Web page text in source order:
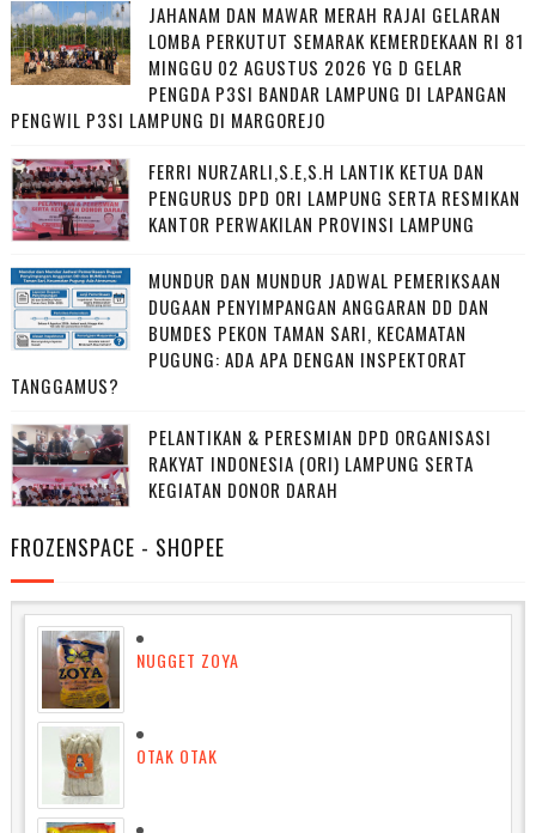
JAHANAM DAN MAWAR MERAH RAJAI GELARAN
LOMBA PERKUTUT SEMARAK KEMERDEKAAN RI 81
MINGGU 02 AGUSTUS 2026 YG D GELAR
PENGDA P3SI BANDAR LAMPUNG DI LAPANGAN
PENGWIL P3SI LAMPUNG DI MARGOREJO
FERRI NURZARLI,S.E,S.H LANTIK KETUA DAN
PENGURUS DPD ORI LAMPUNG SERTA RESMIKAN
KANTOR PERWAKILAN PROVINSI LAMPUNG
MUNDUR DAN MUNDUR JADWAL PEMERIKSAAN
DUGAAN PENYIMPANGAN ANGGARAN DD DAN
BUMDES PEKON TAMAN SARI, KECAMATAN
PUGUNG: ADA APA DENGAN INSPEKTORAT
TANGGAMUS?
PELANTIKAN & PERESMIAN DPD ORGANISASI
RAKYAT INDONESIA (ORI) LAMPUNG SERTA
KEGIATAN DONOR DARAH
FROZENSPACE - SHOPEE
NUGGET ZOYA
OTAK OTAK